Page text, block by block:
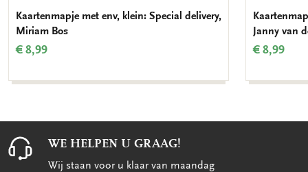
Kaartenmapje met env, klein: Special delivery,
Miriam Bos
€ 8,99
Janny van
€ 8,99
WE HELPEN U GRAAG!
Wij staan voor u klaar van maandag